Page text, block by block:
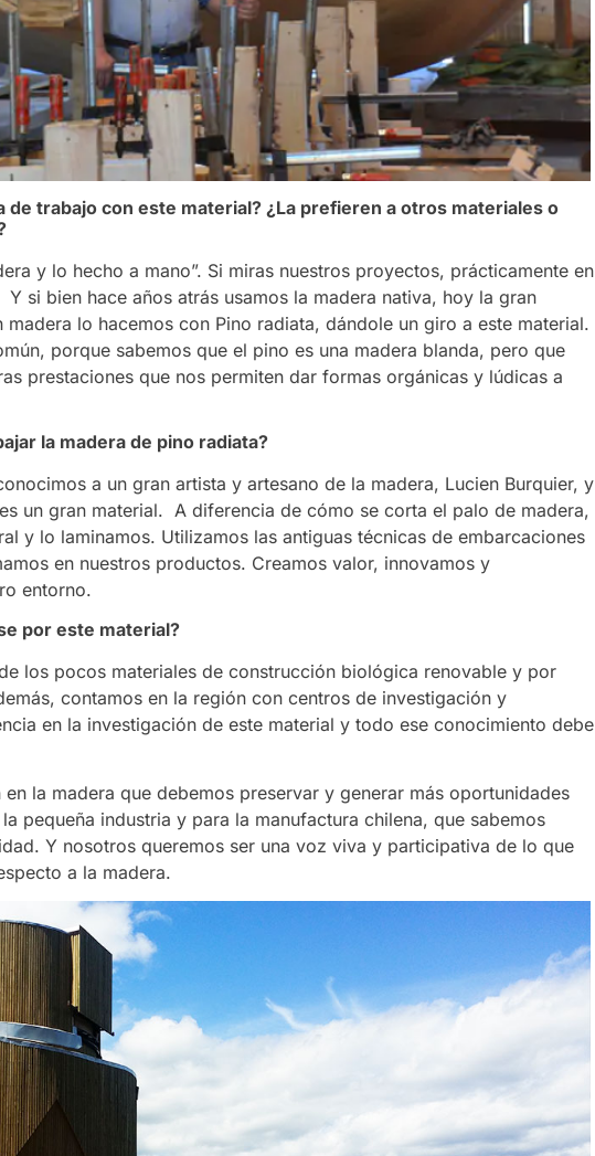
de trabajo con este material? ¿La prefieren a otros materiales o
y lo hecho a mano”. Si miras nuestros proyectos, prácticamente en
si bien hace años atrás usamos la madera nativa, hoy la gran
lo hacemos con Pino radiata, dándole un giro a este material.
porque sabemos que el pino es una madera blanda, pero que
prestaciones que nos permiten dar formas orgánicas y lúdicas a
la madera de pino radiata?
a un gran artista y artesano de la madera, Lucien Burquier, y
un gran material. A diferencia de cómo se corta el palo de madera,
y lo laminamos. Utilizamos las antiguas técnicas de embarcaciones
en nuestros productos. Creamos valor, innovamos y
entorno.
por este material?
los pocos materiales de construcción biológica renovable y por
contamos en la región con centros de investigación y
en la investigación de este material y todo ese conocimiento debe
la madera que debemos preservar y generar más oportunidades
pequeña industria y para la manufactura chilena, que sabemos
Y nosotros queremos ser una voz viva y participativa de lo que
a la madera.